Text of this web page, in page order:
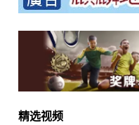
精选视频